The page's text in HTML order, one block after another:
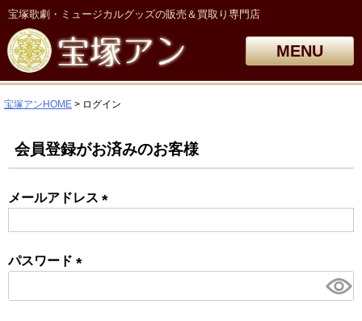
宝塚歌劇・ミュージカルグッズの販売＆買取り専門店
MENU
宝塚アンHOME ログイン
会員登録がお済みのお客様
メールアドレス
パスワード
須)